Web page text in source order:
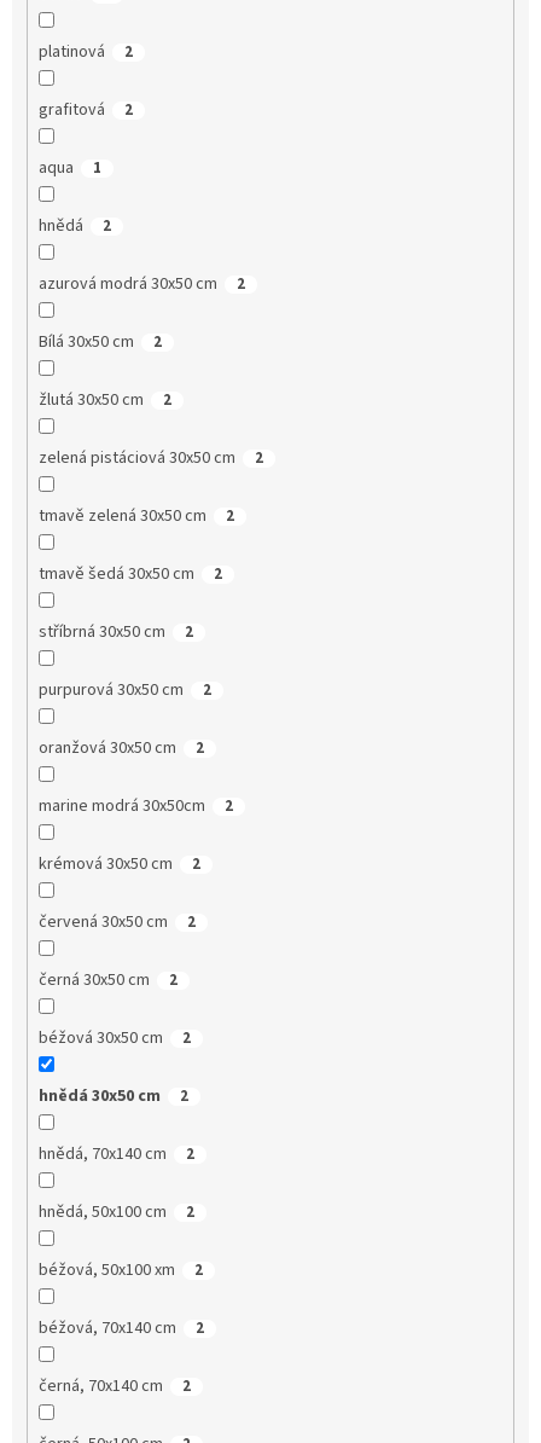
platinová 2
grafitová 2
aqua 1
hnědá 2
azurová modrá 30x50 cm 2
Bílá 30x50 cm 2
žlutá 30x50 cm 2
zelená pistáciová 30x50 cm 2
tmavě zelená 30x50 cm 2
tmavě šedá 30x50 cm 2
stříbrná 30x50 cm 2
purpurová 30x50 cm 2
oranžová 30x50 cm 2
marine modrá 30x50cm 2
krémová 30x50 cm 2
červená 30x50 cm 2
černá 30x50 cm 2
béžová 30x50 cm 2
hnědá 30x50 cm 2
hnědá, 70x140 cm 2
hnědá, 50x100 cm 2
béžová, 50x100 xm 2
béžová, 70x140 cm 2
černá, 70x140 cm 2